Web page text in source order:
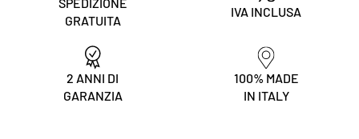
GRATUITA
IVA INCLUSA
2 ANNI DI
GARANZIA
100% MADE
IN ITALY